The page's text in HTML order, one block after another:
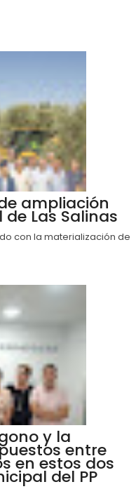
ampliación
Las Salinas
con la materialización de
y la
entre
en estos dos
del PP